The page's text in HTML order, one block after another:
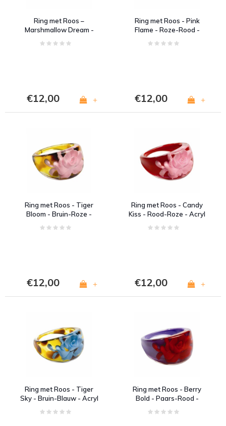
Ring met Roos –
Marshmallow Dream -
€12,00 +
Ring met Roos - Pink
Flame - Roze-Rood -
€12,00 +
Ring met Roos - Tiger
Bloom - Bruin-Roze -
€12,00 +
Ring met Roos - Candy
Kiss - Rood-Roze - Acryl
€12,00 +
Ring met Roos - Tiger
Sky - Bruin-Blauw - Acryl
Ring met Roos - Berry
Bold - Paars-Rood -